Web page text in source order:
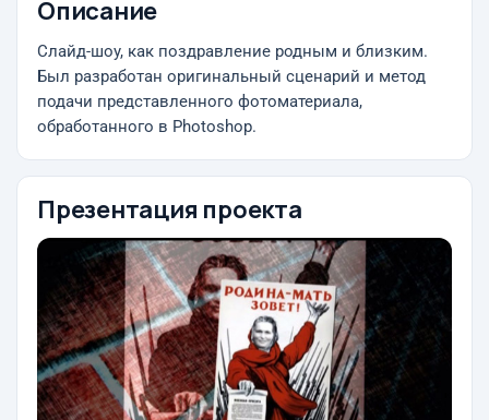
Описание
Слайд-шоу, как поздравление родным и близким.
Был разработан оригинальный сценарий и метод
подачи представленного фотоматериала,
обработанного в Photoshop.
Презентация проекта